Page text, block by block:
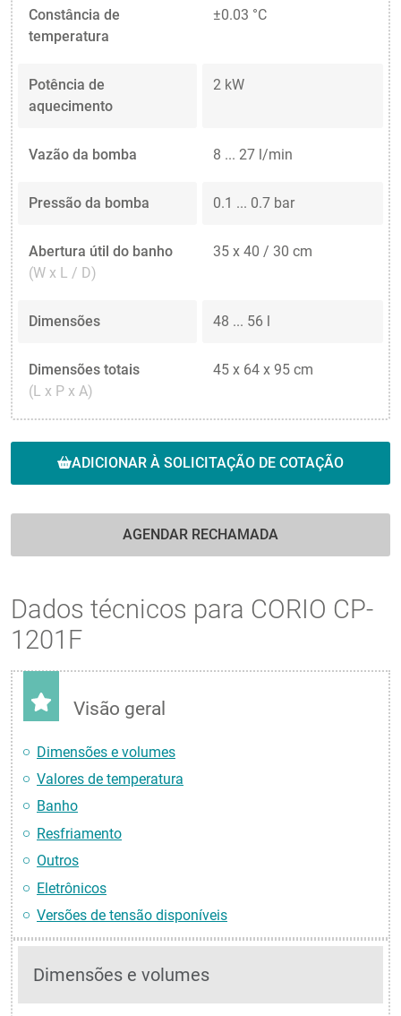
Constância de
temperatura
±0.03 °C
Potência de
aquecimento
2 kW
Vazão da bomba 8 ... 27 l/min
Pressão da bomba 0.1 ... 0.7 bar
Abertura útil do banho
(W x L / D)
35 x 40 / 30 cm
Dimensões 48 ... 56 l
Dimensões totais
(L x P x A)
45 x 64 x 95 cm
ADICIONAR À SOLICITAÇÃO DE COTAÇÃO
AGENDAR RECHAMADA
Dados técnicos para CORIO CP-
1201F
Visão geral
Dimensões e volumes
Valores de temperatura
Banho
Resfriamento
Outros
Eletrônicos
Versões de tensão disponíveis
Dimensões e volumes